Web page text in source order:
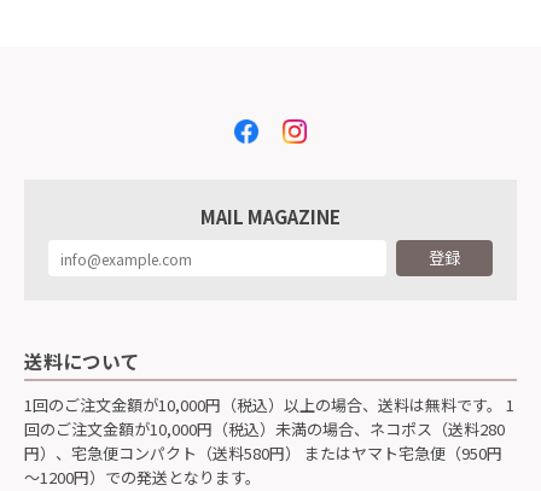
MAIL MAGAZINE
登録
送料について
1回のご注文金額が10,000円（税込）以上の場合、送料は無料です。 1
回のご注文金額が10,000円（税込）未満の場合、ネコポス（送料280
円）、宅急便コンパクト（送料580円） またはヤマト宅急便（950円
～1200円）での発送となります。